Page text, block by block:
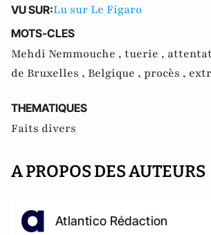
VU SUR:Lu sur Le Figaro
MOTS-CLES
Mehdi Nemmouche , tuerie ,
de Bruxelles , Belgique , procès ,
THEMATIQUES
Faits divers
A PROPOS DES AUTEURS
Atlantico Rédaction